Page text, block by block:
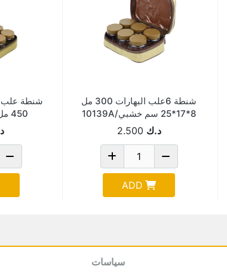
شنطة 6علب البهارات 300 مل
8*17*25 سم خشبي/10139A
د.ك 2.500
ADD
450 مل ربيعي 10139B
سياسات